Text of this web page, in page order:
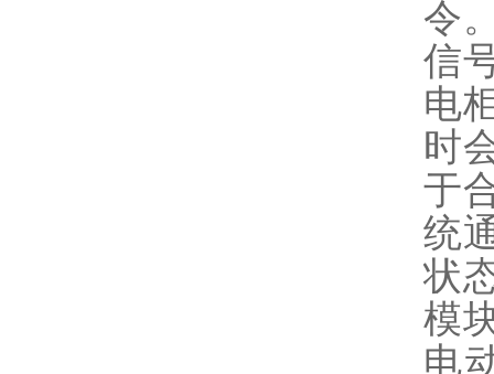
令
信
电
时
于
统
状
模
电